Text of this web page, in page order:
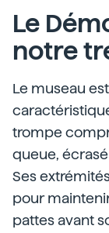
Le
notre
Le museau
trompe
queue,
Ses
pour
pattes avant